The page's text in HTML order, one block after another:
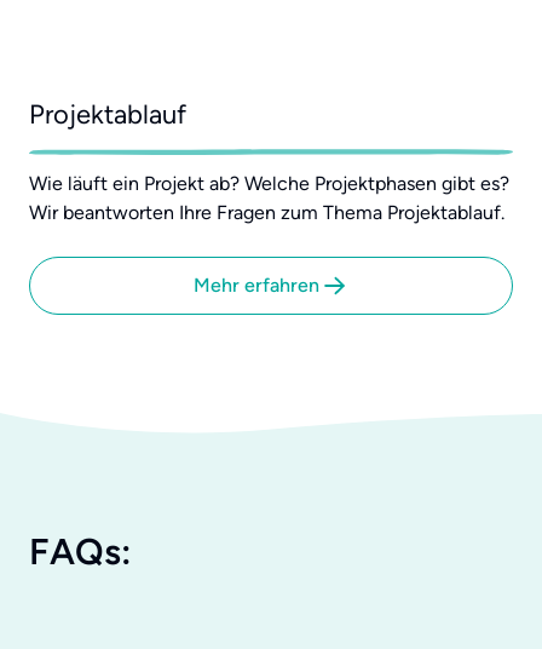
Projektablauf
Wie läuft ein Projekt ab? Welche Projektphasen gibt es?
Wir beantworten Ihre Fragen zum Thema Projektablauf.
Mehr erfahren
FAQs: